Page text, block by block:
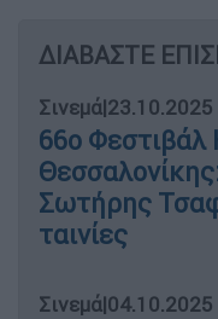
ΔΙΑΒΑΣΤΕ
Σινεμά|23.10.2025
66ο Φεστιβάλ
Σωτήρης
ταινίες
Σινεμά|04.10.2025